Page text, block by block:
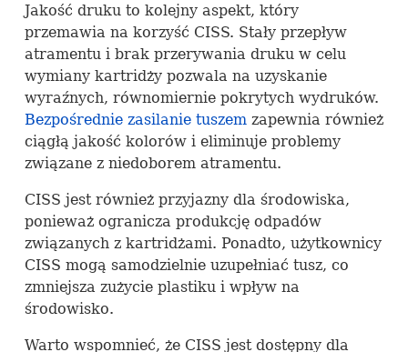
Jakość druku to kolejny aspekt, który
przemawia na korzyść CISS. Stały przepływ
atramentu i brak przerywania druku w celu
wymiany kartridży pozwala na uzyskanie
wyraźnych, równomiernie pokrytych wydruków.
Bezpośrednie zasilanie tuszemzapewnia również
ciągłą jakość kolorów i eliminuje problemy
związane z niedoborem atramentu.
CISS jest również przyjazny dla środowiska,
ponieważ ogranicza produkcję odpadów
związanych z kartridżami. Ponadto, użytkownicy
CISS mogą samodzielnie uzupełniać tusz, co
zmniejsza zużycie plastiku i wpływ na
środowisko.
Warto wspomnieć, że CISS jest dostępny dla